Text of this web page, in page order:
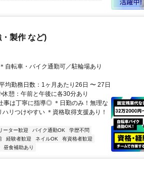
製作 など)
自転車・バイク通勤可／駐輪場あり
均勤務日数：1ヶ月あたり26日 〜 27日
憩：午前と午後に各30分あり
事は丁寧に指導◎ ＊日勤のみ！無理な
リつけやすい ＊資格取得支援あり！
ーター歓迎 バイク通勤OK
学歴不問
経験者歓迎 ネイルOK
有資格者歓迎
昼食補助あり